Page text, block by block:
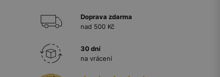
Doprava zdarma
nad 500 Kč
30 dní
na vrácení